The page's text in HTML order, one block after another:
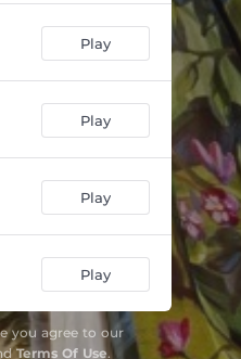
Play
Play
Play
Play
you agree to our
Terms Of Use.